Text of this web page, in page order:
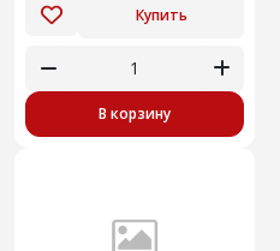
Купить
В корзину